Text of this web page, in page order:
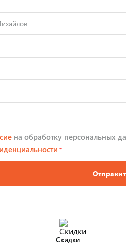
на обработку персональных
*
Скидки